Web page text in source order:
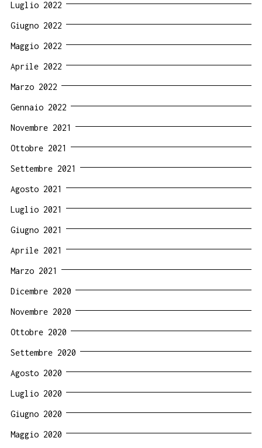
Luglio 2022
Giugno 2022
Maggio 2022
Aprile 2022
Marzo 2022
Gennaio 2022
Novembre 2021
Ottobre 2021
Settembre 2021
Agosto 2021
Luglio 2021
Giugno 2021
Aprile 2021
Marzo 2021
Dicembre 2020
Novembre 2020
Ottobre 2020
Settembre 2020
Agosto 2020
Luglio 2020
Giugno 2020
Maggio 2020